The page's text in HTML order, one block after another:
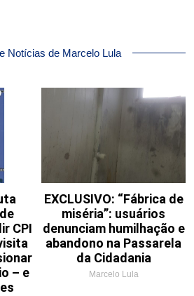
Notícias de Marcelo Lula
CPI
– e
EXCLUSIVO: “Fábrica de
miséria”: usuários
denunciam humilhação e
abandono na Passarela
da Cidadania
Marcelo Lula